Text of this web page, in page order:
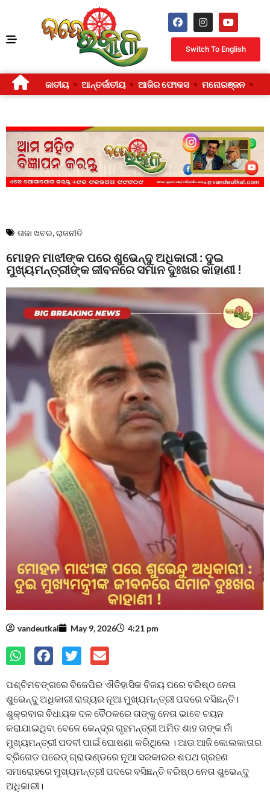
Switch To English
ଜାତୀୟ ଆନ୍ତର୍ଜାତୀୟ ଆଜିର ଫୋକସ ମନୋରଞ୍ଜନ
ତାଜା ଖବର,ରାଜନୀତି
ମୋହନ ମାଝୀଙ୍କ ପରେ ଶୁଭେନ୍ଦୁ ଅଧିକାରୀ : ଦୁଇ
ମୁଖ୍ୟମନ୍ତ୍ରୀଙ୍କ ଜୀବନରେ ସମାନ ଦୁଃଖର କାହାଣୀ !
vandeutkal May 9, 2026 4:21 pm
ପଶ୍ଚିମବଙ୍ଗରେ ବିଜେପିର ଐତିହାସିକ ବିଜୟ ପରେ ବରିଷ୍ଠ ନେତା
ଶୁଭେନ୍ଦୁ ଅଧିକାରୀ ରାଜ୍ୟର ନୂଆ ମୁଖ୍ୟମନ୍ତ୍ରୀ ପଦରେ ବସିଛନ୍ତି।
ଶୁକ୍ରବାର ବିଧାୟକ ଦଳ ବୈଠକରେ ତାଙ୍କୁ ନେତା ଭାବେ ଚୟନ
କରାଯାଇଥିବା ବେଳେ କେନ୍ଦ୍ର ଗୃହମନ୍ତ୍ରୀ ଅମିତ ଶାହ ତାଙ୍କ ନାଁ
ମୁଖ୍ୟମନ୍ତ୍ରୀ ପଦବୀ ପାଇଁ ଘୋଷଣା କରିଥିଲେ । ଆଉ ଆଜି କୋଲକାତାର
ବ୍ରିଗେଡ ପରେଡ୍ ଗ୍ରାଉଣ୍ଡରେ ନୂଆ ସରକାରର ଶପଥ ଗ୍ରହଣ
ସମାରୋହରେ ମୁଖ୍ୟମନ୍ତ୍ରୀ ପଦରେ ବସିଛନ୍ତି ବରିଷ୍ଠ ନେତା ଶୁଭେନ୍ଦୁ
ଅଧିକାରୀ।